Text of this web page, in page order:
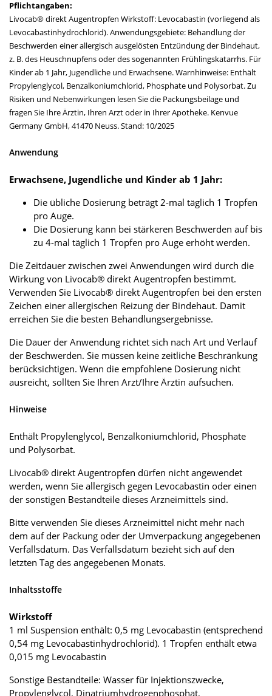
Pflichtangaben:
Livocab® direkt Augentropfen Wirkstoff: Levocabastin (vorliegend als
Levocabastinhydrochlorid). Anwendungsgebiete: Behandlung der
Beschwerden einer allergisch ausgelösten Entzündung der Bindehaut,
z. B. des Heuschnupfens oder des sogenannten Frühlingskatarrhs. Für
Kinder ab 1 Jahr, Jugendliche und Erwachsene. Warnhinweise: Enthält
Propylenglycol, Benzalkoniumchlorid, Phosphate und Polysorbat. Zu
Risiken und Nebenwirkungen lesen Sie die Packungsbeilage und
fragen Sie Ihre Ärztin, Ihren Arzt oder in Ihrer Apotheke. Kenvue
Germany GmbH, 41470 Neuss. Stand: 10/2025
Anwendung
Erwachsene, Jugendliche und Kinder ab 1 Jahr:
Die übliche Dosierung beträgt 2-mal täglich 1 Tropfen
pro Auge.
Die Dosierung kann bei stärkeren Beschwerden auf bis
zu 4-mal täglich 1 Tropfen pro Auge erhöht werden.
Die Zeitdauer zwischen zwei Anwendungen wird durch die
Wirkung von Livocab® direkt Augentropfen bestimmt.
Verwenden Sie Livocab® direkt Augentropfen bei den ersten
Zeichen einer allergischen Reizung der Bindehaut. Damit
erreichen Sie die besten Behandlungsergebnisse.
Die Dauer der Anwendung richtet sich nach Art und Verlauf
der Beschwerden. Sie müssen keine zeitliche Beschränkung
berücksichtigen. Wenn die empfohlene Dosierung nicht
ausreicht, sollten Sie Ihren Arzt/Ihre Ärztin aufsuchen.
Hinweise
Enthält Propylenglycol, Benzalkoniumchlorid, Phosphate
und Polysorbat.
Livocab® direkt Augentropfen dürfen nicht angewendet
werden, wenn Sie allergisch gegen Levocabastin oder einen
der sonstigen Bestandteile dieses Arzneimittels sind.
Bitte verwenden Sie dieses Arzneimittel nicht mehr nach
dem auf der Packung oder der Umverpackung angegebenen
Verfallsdatum. Das Verfallsdatum bezieht sich auf den
letzten Tag des angegebenen Monats.
Inhaltsstoffe
Wirkstoff
1 ml Suspension enthält: 0,5 mg Levocabastin (entsprechend
0,54 mg Levocabastinhydrochlorid). 1 Tropfen enthält etwa
0,015 mg Levocabastin
Sonstige Bestandteile: Wasser für Injektionszwecke,
Propylenglycol, Dinatriumhydrogenphosphat,